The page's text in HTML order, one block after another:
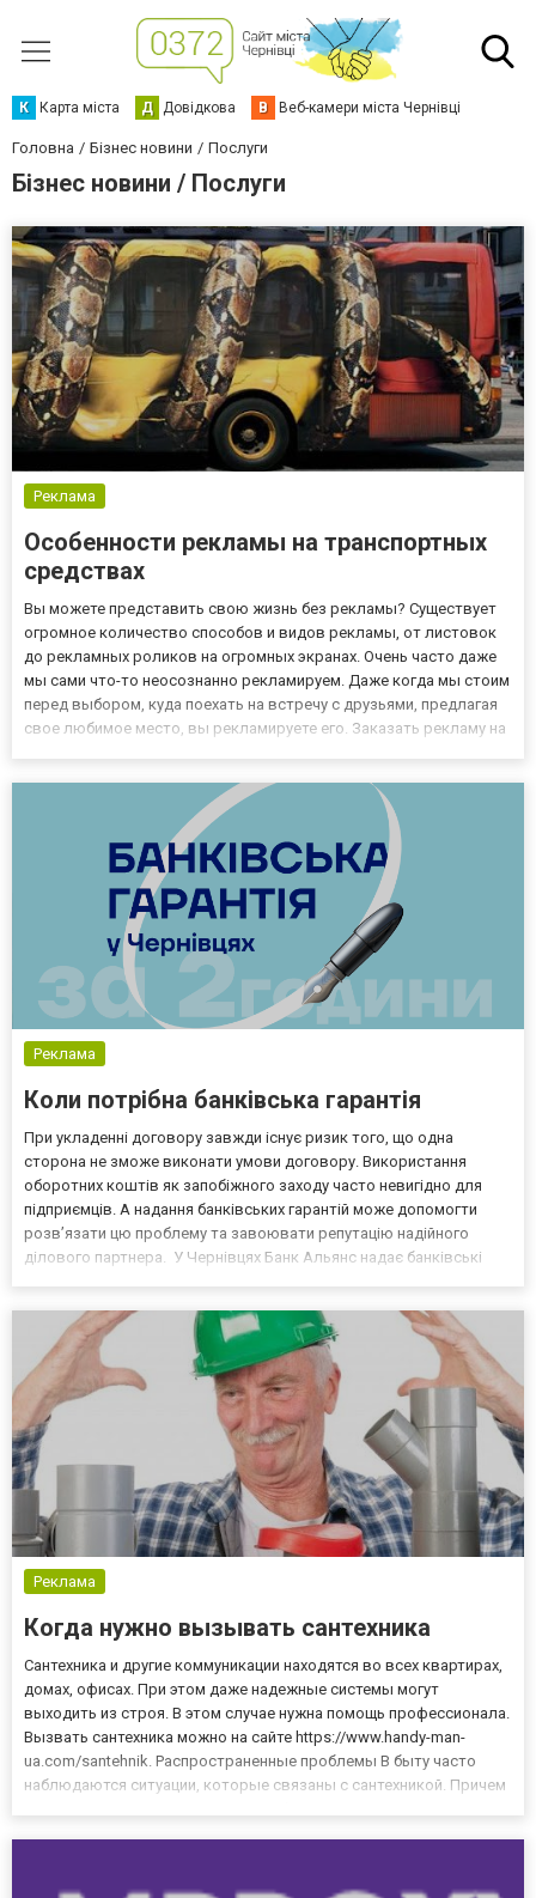
К Карта міста Д Довідкова В Веб-камери міста Чернівці
Головна Бізнес новини Послуги
Бізнес новини / Послуги
Реклама
Особенности рекламы на транспортных
средствах
Вы можете представить свою жизнь без рекламы? Существует
огромное количество способов и видов рекламы, от листовок
до рекламных роликов на огромных экранах. Очень часто даже
мы сами что-то неосознанно рекламируем. Даже когда мы стоим
перед выбором, куда поехать на встречу с друзьями, предлагая
свое любимое место, вы рекламируете его. Заказать рекламу на
Реклама
Коли потрібна банківська гарантія
При укладенні договору завжди існує ризик того, що одна
сторона не зможе виконати умови договору. Використання
оборотних коштів як запобіжного заходу часто невигідно для
підприємців. А надання банківських гарантій може допомогти
розв’язати цю проблему та завоювати репутацію надійного
ділового партнера. У Чернівцях Банк Альянс надає банківські
Реклама
Когда нужно вызывать сантехника
Сантехника и другие коммуникации находятся во всех квартирах,
домах, офисах. При этом даже надежные системы могут
выходить из строя. В этом случае нужна помощь профессионала.
Вызвать сантехника можно на сайте https://www.handy-man-
ua.com/santehnik. Распространенные проблемы В быту часто
наблюдаются ситуации, которые связаны с сантехникой. Причем